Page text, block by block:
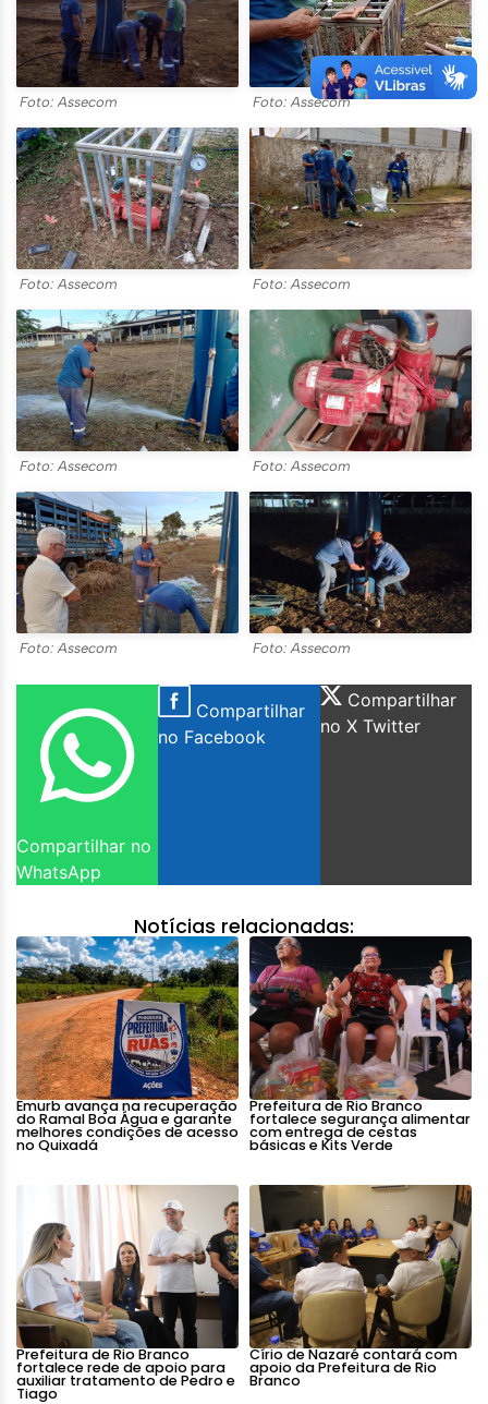
Foto: Assecom Foto: Assecom
Foto: Assecom Foto: Assecom
Foto: Assecom Foto: Assecom
Foto: Assecom Foto: Assecom
Compartilhar no
WhatsApp
Compartilhar
no Facebook
Compartilhar
no X Twitter
Notícias relacionadas:
Emurb avança na recuperação
do Ramal Boa Água e garante
melhores condições de acesso
no Quixadá
Prefeitura de Rio Branco
fortalece segurança alimentar
com entrega de cestas
básicas e Kits Verde
Prefeitura de Rio Branco
fortalece rede de apoio para
auxiliar tratamento de Pedro e
Tiago
Círio de Nazaré contará com
apoio da Prefeitura de Rio
Branco